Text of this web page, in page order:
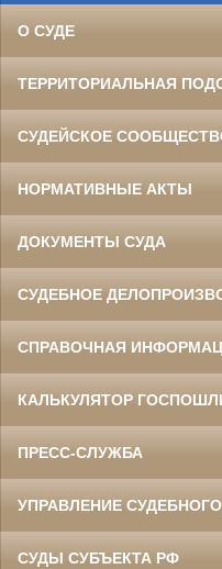
О СУДЕ
ТЕРРИТОРИАЛЬНАЯ
СУДЕЙСКОЕ
НОРМАТИВНЫЕ АКТЫ
ДОКУМЕНТЫ СУДА
СУДЕБНОЕ
СПРАВОЧНАЯ
КАЛЬКУЛЯТОР
ПРЕСС-СЛУЖБА
УПРАВЛЕНИЕ
СУДЫ СУБЪЕКТА РФ